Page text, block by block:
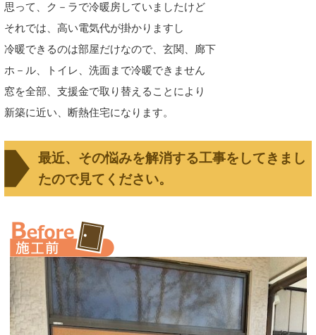
思って、ク－ラで冷暖房していましたけど
それでは、高い電気代が掛かりますし
冷暖できるのは部屋だけなので、玄関、廊下
ホ－ル、トイレ、洗面まで冷暖できません
窓を全部、支援金で取り替えることにより
新築に近い、断熱住宅になります。
最近、その悩みを解消する工事をしてきまし
たので見てください。